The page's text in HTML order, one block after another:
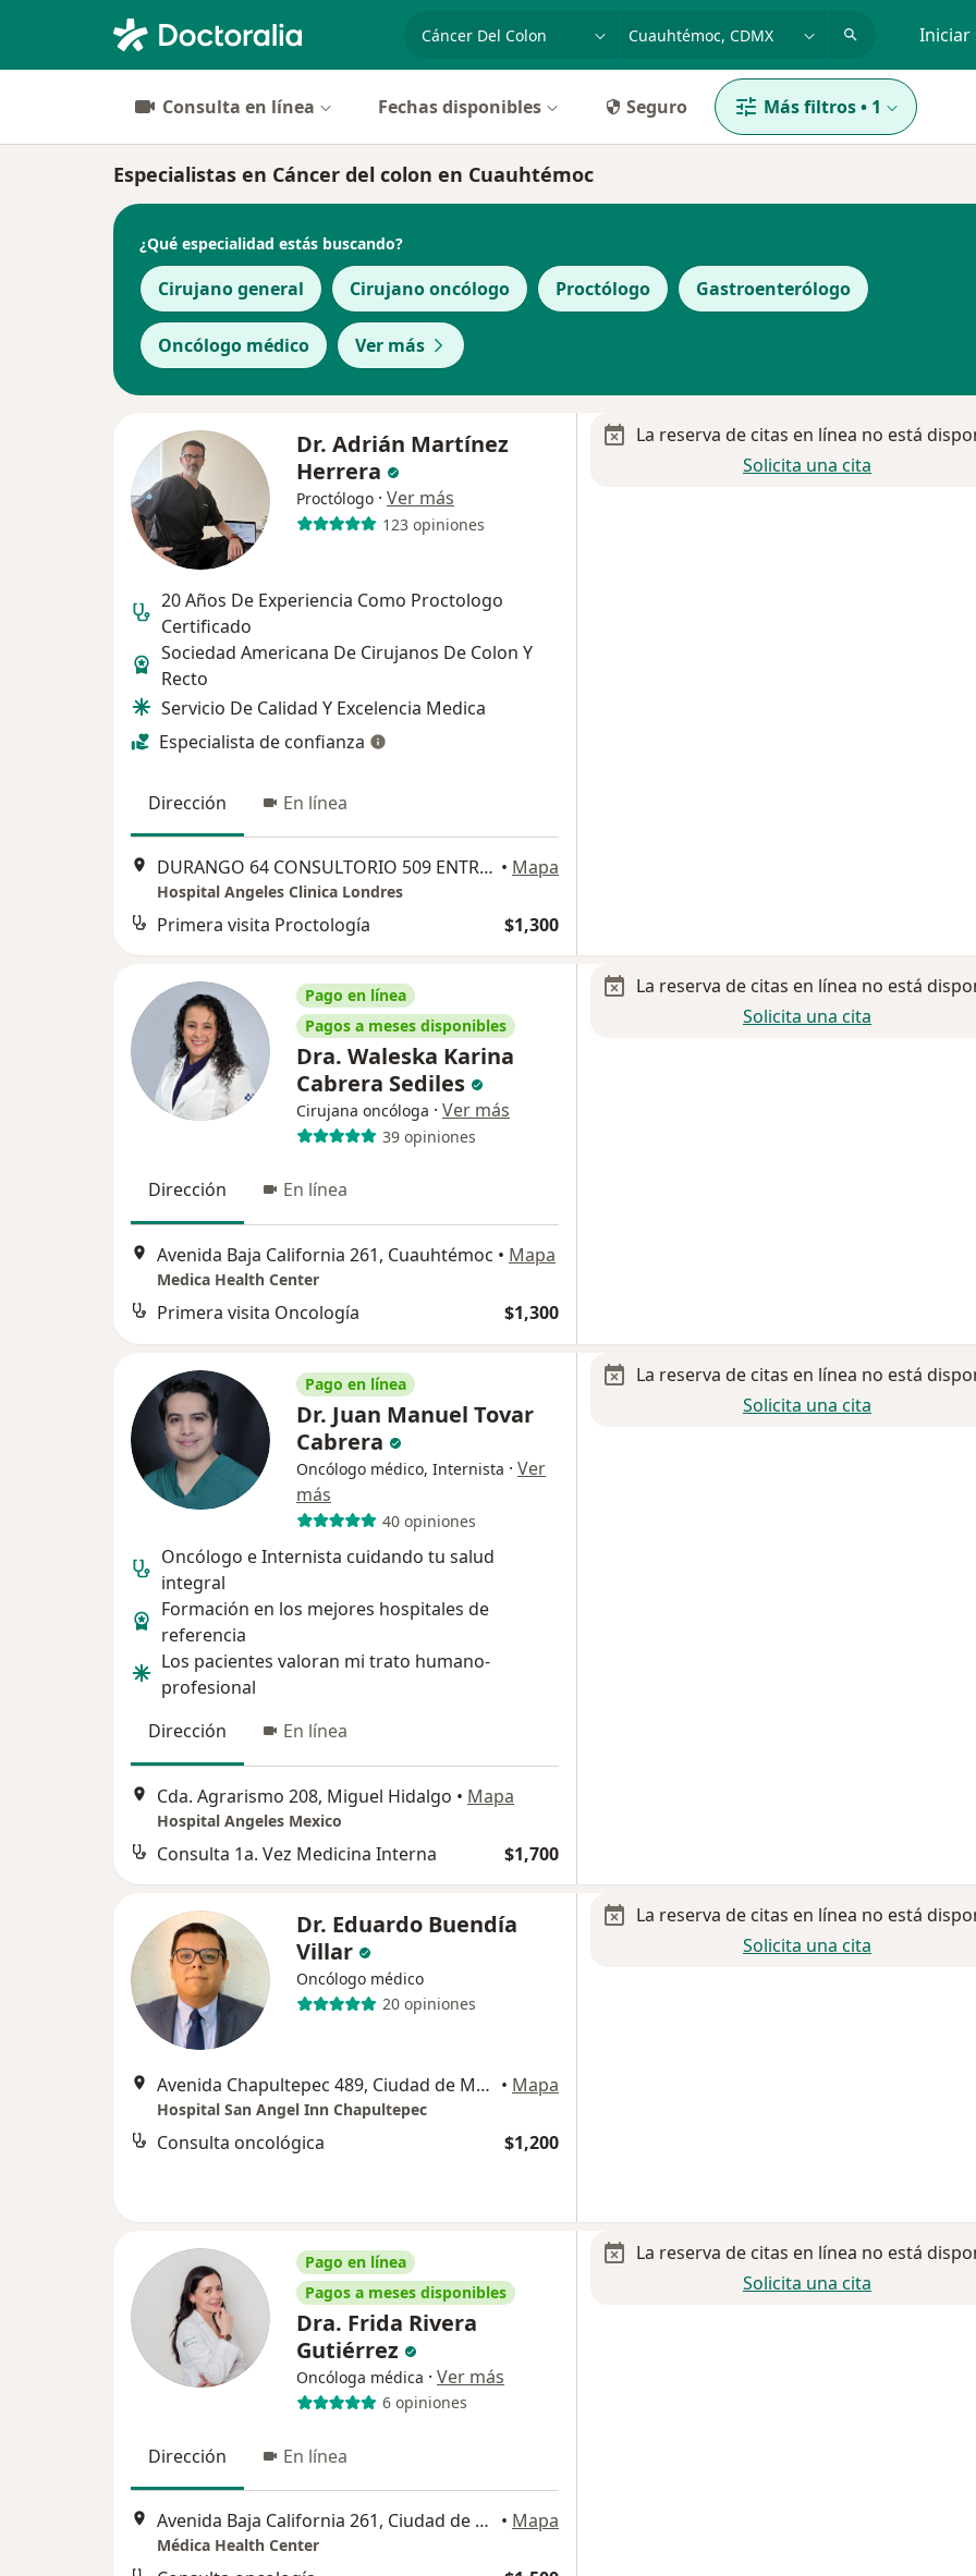
especialidad, enfermedad o nombre
p. ej. Guadalajara Iniciar
Consulta en línea Fechas disponibles Seguro Más filtros• 1
Especialistas en Cáncer del colon en Cuauhtémoc
¿Qué especialidad estás buscando?
Cirujano general Cirujano oncólogo Proctólogo Gastroenterólogo
Oncólogo médico Ver más
Dr. Adrián Martínez
Herrera
Proctólogo · Ver más
123 opiniones
20 Años De Experiencia Como Proctologo
Certificado
Sociedad Americana De Cirujanos De Colon Y
Recto
Servicio De Calidad Y Excelencia Medica
Especialista de confianza
Dirección En línea
DURANGO 64 CONSULTORIO 509 ENTRADA CALLE DE MERIDA, Cuauhtémoc • Mapa
Hospital Angeles Clinica Londres
Primera visita Proctología $1,300
La reserva de citas en línea no está
Solicita una cita
Pago en línea
Pagos a meses disponibles
Dra. Waleska Karina
Cabrera Sediles
Cirujana oncóloga · Ver más
39 opiniones
Dirección En línea
Avenida Baja California 261, Cuauhtémoc • Mapa
Medica Health Center
Primera visita Oncología $1,300
La reserva de citas en línea no está
Solicita una cita
Pago en línea
Dr. Juan Manuel Tovar
Cabrera
Oncólogo médico, Internista · Ver
más
40 opiniones
Oncólogo e Internista cuidando tu salud
integral
Formación en los mejores hospitales de
referencia
Los pacientes valoran mi trato humano-
profesional
Dirección
En línea
Cda. Agrarismo 208, Miguel Hidalgo • Mapa
Hospital Angeles Mexico
Consulta 1a. Vez Medicina Interna $1,700
La reserva de citas en línea no está
Solicita una cita
Dr. Eduardo Buendía
Villar
Oncólogo médico
20 opiniones
Avenida Chapultepec 489, Ciudad de México • Mapa
Hospital San Angel Inn Chapultepec
Consulta oncológica $1,200
La reserva de citas en línea no está
Solicita una cita
Pago en línea
Pagos a meses disponibles
Dra. Frida Rivera
Gutiérrez
Oncóloga médica · Ver más
6 opiniones
Dirección En línea
Avenida Baja California 261, Ciudad de México • Mapa
Médica Health Center
La reserva de citas en línea no está
Solicita una cita